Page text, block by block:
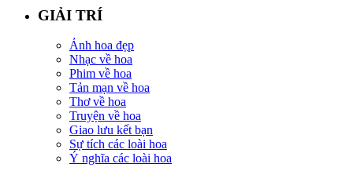
GIẢI TRÍ
Ảnh hoa đẹp
Nhạc về hoa
Phim về hoa
Tản mạn về hoa
Thơ về hoa
Truyện về hoa
Giao lưu kết bạn
Sự tích các loài hoa
Ý nghĩa các loài hoa